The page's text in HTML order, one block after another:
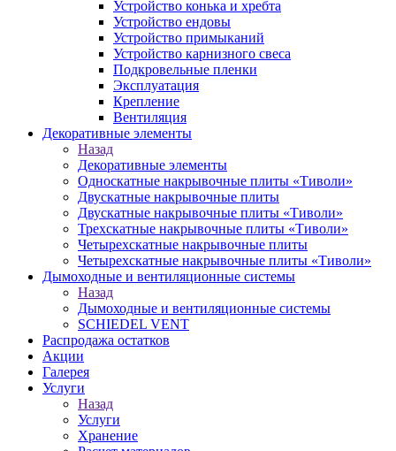
Устройство конька и хребта
Устройство ендовы
Устройство примыканий
Устройство карнизного свеса
Подкровельные пленки
Эксплуатация
Крепление
Вентиляция
Декоративные элементы
Назад
Декоративные элементы
Односкатные накрывочные плиты «Тиволи»
Двускатные накрывочные плиты
Двускатные накрывочные плиты «Тиволи»
Трехскатные накрывочные плиты «Тиволи»
Четырехскатные накрывочные плиты
Четырехскатные накрывочные плиты «Тиволи»
Дымоходные и вентиляционные системы
Назад
Дымоходные и вентиляционные системы
SCHIEDEL VENT
Распродажа остатков
Акции
Галерея
Услуги
Назад
Услуги
Хранение